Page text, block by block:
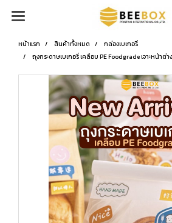
หน้าแรก สินค้าทั้งหมด
กล่องเบเกอรี่
ถุงกระดาษเบเกอรี่ เคลือบ PE Foodgrade เจาะหน้าต่า